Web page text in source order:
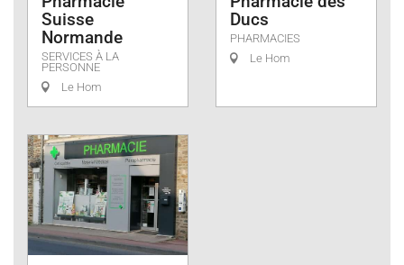
Suisse
Normande
SERVICES À LA
PERSONNE
Le Hom
Ducs
PHARMACIES
Le Hom